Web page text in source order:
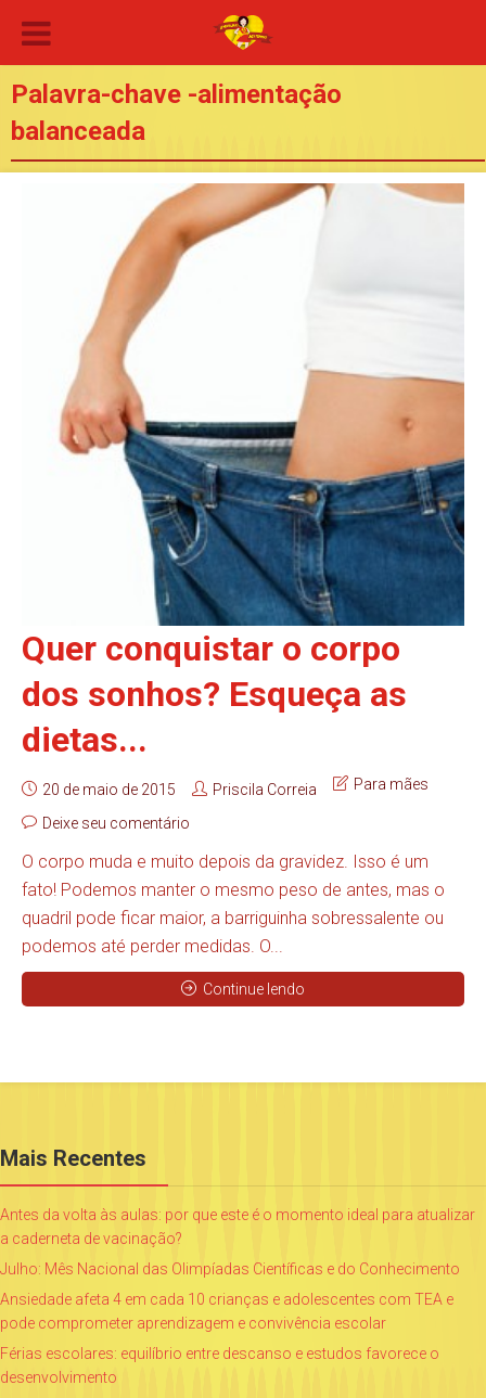
Palavra-chave -alimentação
balanceada
Quer conquistar o corpo
dos sonhos? Esqueça as
dietas...
20 de maio de 2015 Priscila Correia Para mães
Deixe seu comentário
O corpo muda e muito depois da gravidez. Isso é um
fato! Podemos manter o mesmo peso de antes, mas o
quadril pode ficar maior, a barriguinha sobressalente ou
podemos até perder medidas. O...
Continue lendo
Mais Recentes
Antes da volta às aulas: por que este é o momento ideal para atualizar
a caderneta de vacinação?
Julho: Mês Nacional das Olimpíadas Científicas e do Conhecimento
Ansiedade afeta 4 em cada 10 crianças e adolescentes com TEA e
pode comprometer aprendizagem e convivência escolar
Férias escolares: equilíbrio entre descanso e estudos favorece o
desenvolvimento